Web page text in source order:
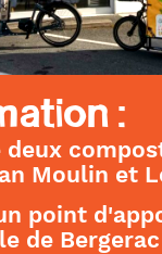
:
Moulin et
point
de Bergerac